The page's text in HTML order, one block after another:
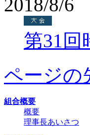
2018/8/6
第31
ページの
組合概要
概要
理事長あいさつ